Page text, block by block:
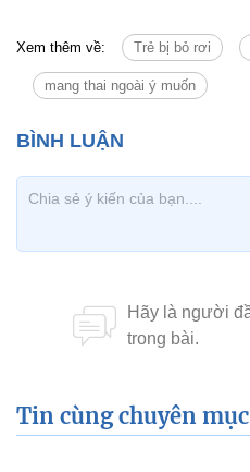
Xem thêm về: Trẻ bị bỏ rơi
mang thai ngoài ý muốn
Tin cùng chuyên mục